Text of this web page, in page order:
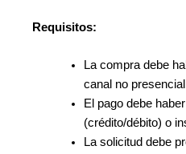
Requisitos:
La compra debe
canal no
El pago debe
(crédito/débito) o
La solicitud debe